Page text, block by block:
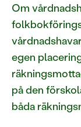
Om
egen
på den
båda